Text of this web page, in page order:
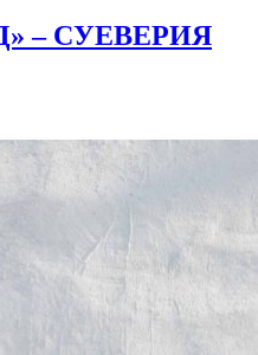
– СУЕВЕРИЯ